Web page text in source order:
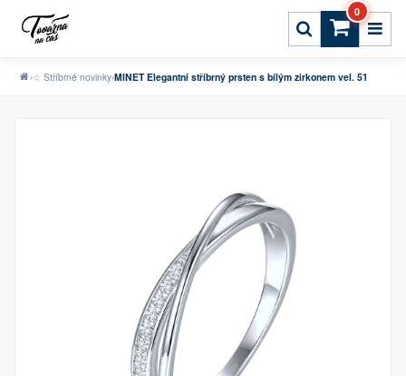
0
›☆ Stříbrné novinky›MINET Elegantní stříbrný prsten s bílým zirkonem vel. 51